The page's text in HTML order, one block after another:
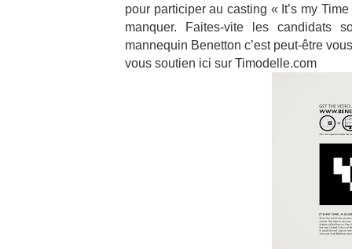
pour participer au casting « It’s my
manquer. Faites-vite les candidats
mannequin Benetton c’est peut-être
vous soutien ici sur Timodelle.com